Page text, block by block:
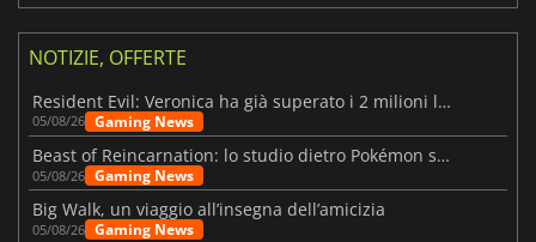
NOTIZIE, OFFERTE
Resident Evil: Veronica ha già superato i 2 milioni liste dei desideri
05/08/26 Gaming News
Beast of Reincarnation: lo studio dietro Pokémon su una nuova strada
05/08/26 Gaming News
Big Walk, un viaggio all’insegna dell’amicizia
05/08/26 Gaming News